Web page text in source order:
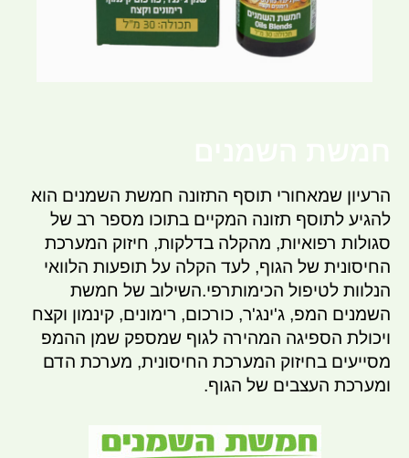
הרעיון שמאחורי תוסף התזונה חמשת השמנים הוא
להגיע לתוסף תזונה המקיים בתוכו מספר רב של
סגולות רפואיות, מהקלה בדלקות, חיזוק המערכת
החיסונית של הגוף, לעד הקלה על תופעות הלוואי
הנלוות לטיפול הכימותרפי.השילוב של חמשת
השמנים המפ, ג'ינג'ר, כורכום, רימונים, קינמון וקצח
ויכולת הספיגה המהירה לגוף שמספק שמן ההמפ
מסייעים בחיזוק המערכת החיסונית, מערכת הדם
ומערכת העצבים של הגוף.